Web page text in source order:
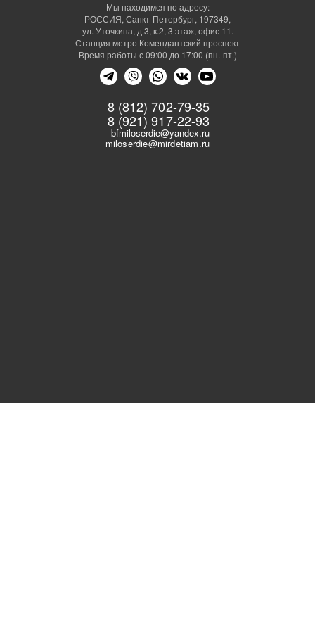
8 (812) 702-79-35
8 (921) 917-22-93
bfmiloserdie@yandex.ru
miloserdie@mirdetiam.ru
Мы находимся по адресу:
РОССИЯ, Санкт-Петербург, 197349,
ул. Уточкина, д.3, к.2, 3 этаж, офис 11.
Станция метро Комендантский проспект
Время работы с 09:00 до 17:00 (пн.-пт.)